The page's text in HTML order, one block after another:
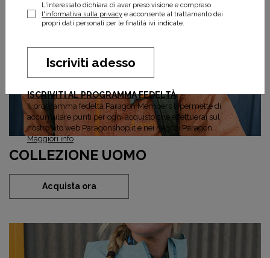
COLLEZIONE UOMO
Acquista ora
L'interessato dichiara di aver preso visione e compreso
l'informativa sulla privacye acconsente al trattamento dei
propri dati personali per le finalità ivi indicate.
Iscriviti adesso
ISCRIVITI AL PROGRAMMA FEDELTÀ
Il programma fedeltà Paragon Members ti permette di
accumulare punti per ogni acquisto che effettuerai sul
nostro sito web Paragonshop.it e nei negozi Paragon.
Maggiori info